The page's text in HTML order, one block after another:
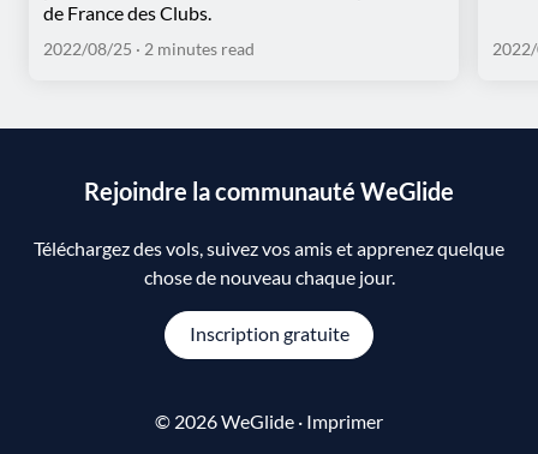
de France des Clubs.
2022/08/25 · 2 minutes read
Rejoindre la communauté WeGlide
Téléchargez des vols, suivez vos amis et apprenez quelque
chose de nouveau chaque jour.
Inscription gratuite
© 2026 WeGlide · Imprimer